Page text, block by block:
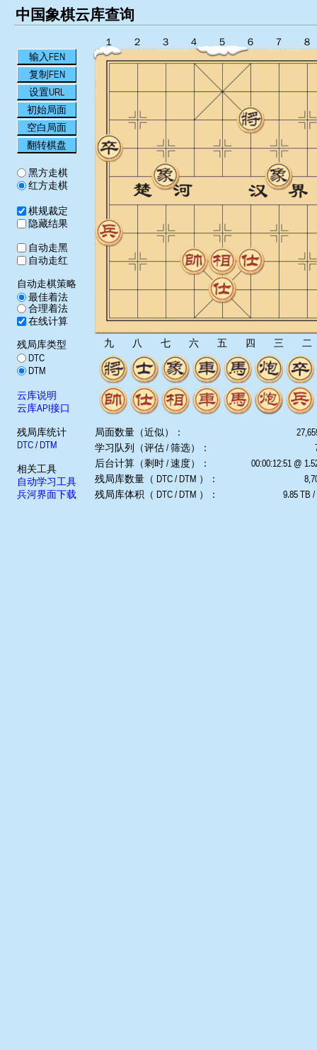
中国象棋云库查询
输入FEN
复制FEN
设置URL
初始局面
空白局面
翻转棋盘
黑方走棋
红方走棋
棋规裁定
隐藏结果
自动走黑
自动走红
自动走棋策略
最佳着法
合理着法
在线计算
残局库类型
DTC
DTM
云库说明
云库API接口
残局库统计
DTC/ DTM
相关工具
自动学习工具
兵河界面下载
１ ２ ３ ４ ５ ６ ７ ８
九 八 七 六 五 四 三 二
局面数量（近似）：
学习队列（评估 / 筛选）：
后台计算（剩时 / 速度）：
00:00:12:51 @
残局库数量（ DTC / DTM ）：
残局库体积（ DTC / DTM ）：
9.85 TB